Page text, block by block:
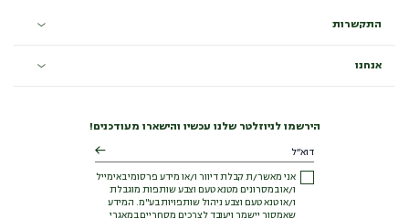
התקשרות
אנחנו
הירשמו לניוזלטר שלנו עכשיו והישארו מעודכנים!
אני מאשר/ת קבלת דיוור ו/או מידע פרסומי באימייל
ו/או במסרונים מטנא טעם וצבע שותפות מוגבלת
ו/או טנא טעם וצבע ניהול שותפויות בע"מ. המידע
שאמסור יישמר ויעובד לצרכים מסחריים במאגרי